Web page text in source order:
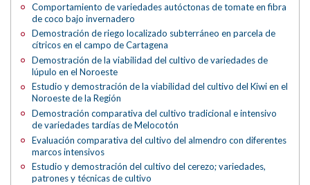
Comportamiento de variedades autóctonas de tomate en fibra
de coco bajo invernadero
Demostración de riego localizado subterráneo en parcela de
cítricos en el campo de Cartagena
Demostración de la viabilidad del cultivo de variedades de
lúpulo en el Noroeste
Estudio y demostración de la viabilidad del cultivo del Kiwi en el
Noroeste de la Región
Demostración comparativa del cultivo tradicional e intensivo
de variedades tardías de Melocotón
Evaluación comparativa del cultivo del almendro con diferentes
marcos intensivos
Estudio y demostración del cultivo del cerezo; variedades,
patrones y técnicas de cultivo